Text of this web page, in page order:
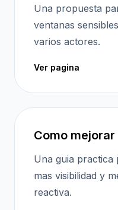
Una propuesta
ventanas
varios actores.
Ver pagina
Como
Una guia practica
mas visibilidad y
reactiva.